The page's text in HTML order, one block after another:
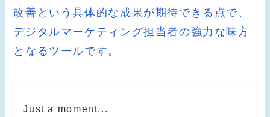
改善という具体的な成果が期待できる点で、
デジタルマーケティング担当者の強力な味方
となるツールです。
Just a moment...